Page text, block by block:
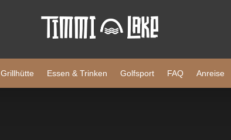
Grillhütte Essen & Trinken Golfsport FAQ Anreise